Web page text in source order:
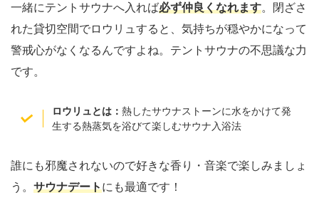
一緒にテントサウナへ入れば必ず仲良くなれます。閉ざさ
れた貸切空間でロウリュすると、気持ちが穏やかになって
警戒心がなくなるんですよね。テントサウナの不思議な力
です。
ロウリュとは：熱したサウナストーンに水をかけて発
生する熱蒸気を浴びて楽しむサウナ入浴法
誰にも邪魔されないので好きな香り・音楽で楽しみましょ
う。 サウナデートにも最適です！